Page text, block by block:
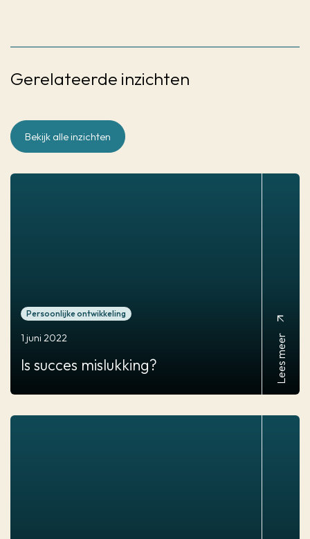
Gerelateerde inzichten
Bekijk alle inzichten
Persoonlijke ontwikkeling
1 juni 2022
Is succes mislukking? Lees meer
arrow_outward